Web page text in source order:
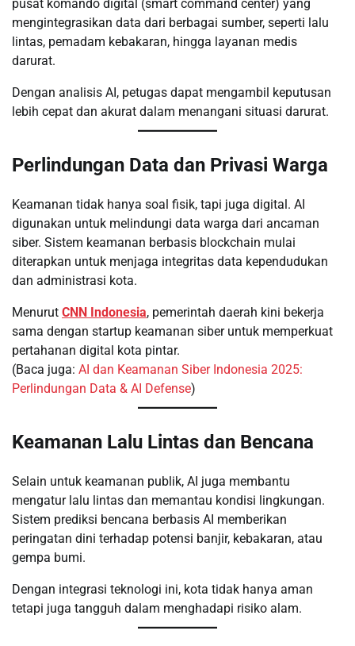
pusat komando digital (smart command center) yang
mengintegrasikan data dari berbagai sumber, seperti lalu
lintas, pemadam kebakaran, hingga layanan medis
darurat.
Dengan analisis AI, petugas dapat mengambil keputusan
lebih cepat dan akurat dalam menangani situasi darurat.
Perlindungan Data dan Privasi Warga
Keamanan tidak hanya soal fisik, tapi juga digital. AI
digunakan untuk melindungi data warga dari ancaman
siber. Sistem keamanan berbasis blockchain mulai
diterapkan untuk menjaga integritas data kependudukan
dan administrasi kota.
Menurut CNN Indonesia, pemerintah daerah kini bekerja
sama dengan startup keamanan siber untuk memperkuat
pertahanan digital kota pintar.
(Baca juga: AI dan Keamanan Siber Indonesia 2025:
Perlindungan Data & AI Defense)
Keamanan Lalu Lintas dan Bencana
Selain untuk keamanan publik, AI juga membantu
mengatur lalu lintas dan memantau kondisi lingkungan.
Sistem prediksi bencana berbasis AI memberikan
peringatan dini terhadap potensi banjir, kebakaran, atau
gempa bumi.
Dengan integrasi teknologi ini, kota tidak hanya aman
tetapi juga tangguh dalam menghadapi risiko alam.